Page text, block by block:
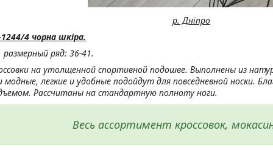
р. Дніпро
4 чорна шкіра.
размерный ряд: 36-41.
на утолщенной спортивной подошве. Выполнены из
легкие и удобные подойдут для повседневной носки.
Рассчитаны на стандартную полноту ноги.
Весь ассортимент кроссовок,